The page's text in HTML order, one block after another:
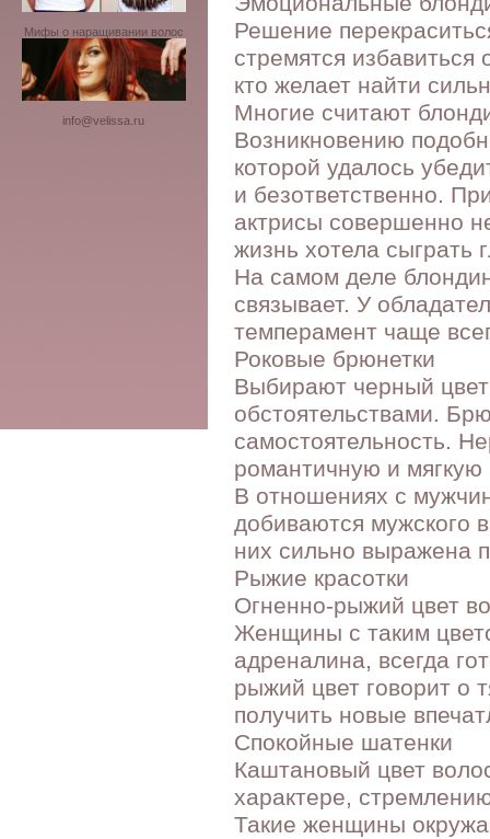
Мифы о наращивании волос
info@velissa.ru
Решение
стремятся избавиться
кто желает найти
Многие считают
Возникновению
которой удалось
и безответственно.
актрисы совершенно
жизнь хотела сыграть
На самом деле
связывает. У
темперамент чаще
Роковые брюнетки
Выбирают черный
обстоятельствами.
самостоятельность.
романтичную и мягкую
В отношениях с
добиваются мужского
них сильно выражена
Рыжие красотки
Огненно-рыжий цвет
Женщины с таким
адреналина, всегда
рыжий цвет говорит
получить новые
Спокойные шатенки
Каштановый цвет
характере,
Такие женщины